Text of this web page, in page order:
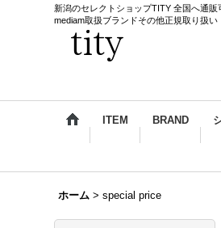
新潟のセレクトショップTITY 全国へ通
mediam取扱ブランドその他正規取り扱い
ITEM BRAND
ホーム > special price